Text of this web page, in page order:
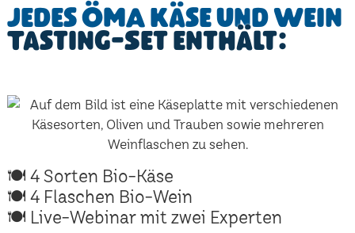
Jedes ÖMA Käse und Wein
Tasting-Set enthält:
🍽 4 Sorten Bio-Käse
🍽 4 Flaschen Bio-Wein
🍽 Live-Webinar mit zwei Experten